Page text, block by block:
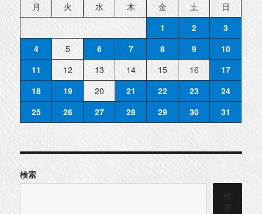
月 火 水 木 金 土
日
1
2
3
4
5 6 7 8 9
10
11
12 13 14 15 16
17
18
19 20 21 22 23
24
25
26 27 28 29 30 31
検索
検
索